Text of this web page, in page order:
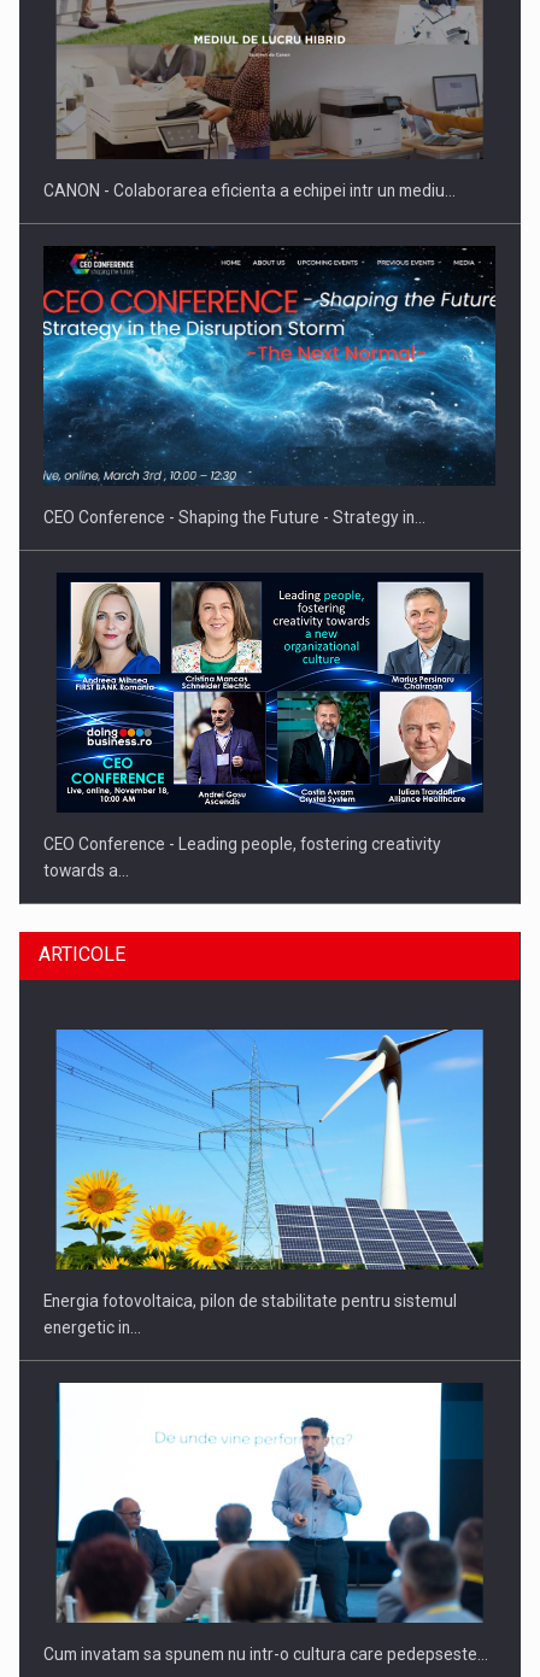
SAPTE PERSONALITATI DIN MEDIUL DE AFACERI, ACADEMIC
SI INSTITUTIONAL…
Hard Enduro Piatra Craiului 2026, fueled by benzinariile RO…
CANON - Colaborarea eficienta a echipei intr un mediu…
CEO Conference - Shaping the Future - Strategy in…
CEO Conference - Leading people, fostering creativity
towards a…
CEO Conference - Shaping The Future - Technology and…
Webinar - Business Evolution-RETHINK STRATEGY-Finantare
Investitii Digitalizare
ARTICOLE
Energia fotovoltaica, pilon de stabilitate pentru sistemul
energetic in…
Cum invatam sa spunem nu intr-o cultura care pedepseste…